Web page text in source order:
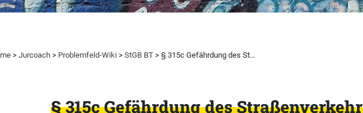
> Jurcoach > Problemfeld-Wiki > StGB BT > § 315c Gefährdung des St…
§ 315c Gefährdung des